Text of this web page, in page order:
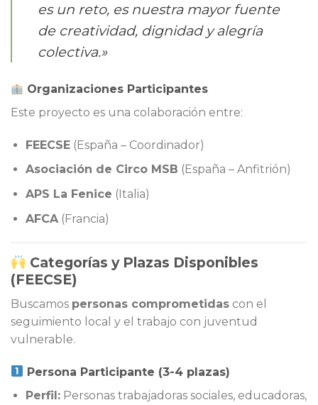
es un reto, es nuestra mayor fuente
de creatividad, dignidad y alegría
colectiva.»
Organizaciones Participantes
Este proyecto es una colaboración entre:
FEECSE(España – Coordinador)
Asociación de Circo MSB (España – Anfitrión)
APS La Fenice (Italia)
AFCA(Francia)
Categorías y Plazas Disponibles
(FEECSE)
Buscamos personas comprometidas con el
seguimiento local y el trabajo con juventud
vulnerable.
Persona Participante (3-4 plazas)
Perfil:Personas trabajadoras sociales, educadoras,